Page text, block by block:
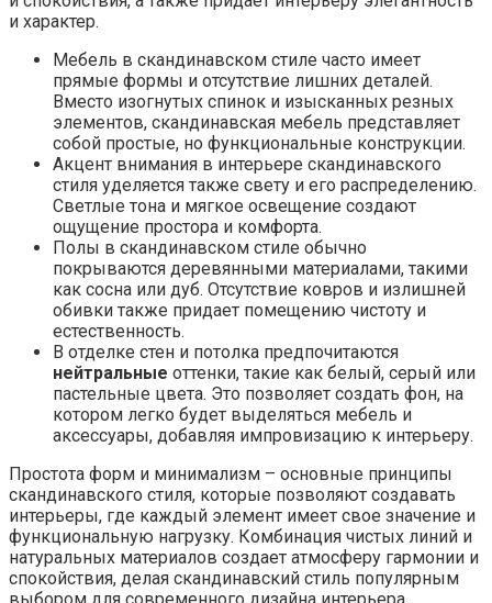
и характер.
Мебель в скандинавском стиле часто имеет
прямые формы и отсутствие лишних деталей.
Вместо изогнутых спинок и изысканных резных
элементов, скандинавская мебель представляет
собой простые, но функциональные конструкции.
Акцент внимания в интерьере скандинавского
стиля уделяется также свету и его распределению.
Светлые тона и мягкое освещение создают
ощущение простора и комфорта.
Полы в скандинавском стиле обычно
покрываются деревянными материалами, такими
как сосна или дуб. Отсутствие ковров и излишней
обивки также придает помещению чистоту и
естественность.
В отделке стен и потолка предпочитаются
нейтральные оттенки, такие как белый, серый или
пастельные цвета. Это позволяет создать фон, на
котором легко будет выделяться мебель и
аксессуары, добавляя импровизацию к интерьеру.
Простота форм и минимализм – основные принципы
скандинавского стиля, которые позволяют создавать
интерьеры, где каждый элемент имеет свое значение и
функциональную нагрузку. Комбинация чистых линий и
натуральных материалов создает атмосферу гармонии и
спокойствия, делая скандинавский стиль популярным